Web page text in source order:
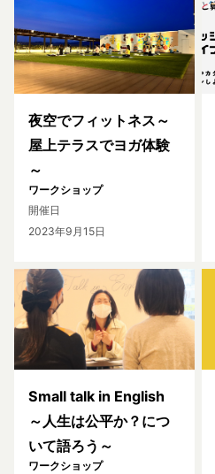
夜空でフィットネス～
屋上テラスでヨガ体験
～
ワークショップ
開催日
2023年9月15日
Small talk in English
～人生は公平か？につ
いて語ろう～
ワークショップ